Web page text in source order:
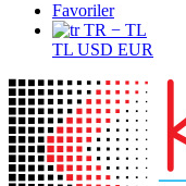
Favoriler
TR − TL
TL USD EUR